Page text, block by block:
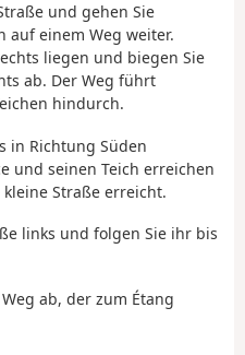
und gehen Sie
auf einem Weg weiter.
liegen und biegen Sie
ab. Der Weg führt
hindurch.
in Richtung Süden
und seinen Teich erreichen
Straße erreicht.
links und folgen Sie ihr bis
ab, der zum Étang